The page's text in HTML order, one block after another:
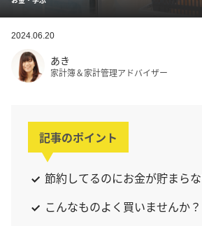
2024.06.20
あき
家計簿＆家計管理アドバイザー
記事のポイント
節約してるのにお金が貯まら
こんなものよく買いませんか？